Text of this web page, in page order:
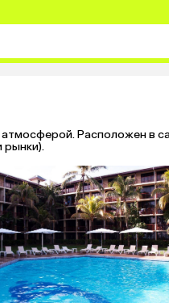
Расположен в
рынки).